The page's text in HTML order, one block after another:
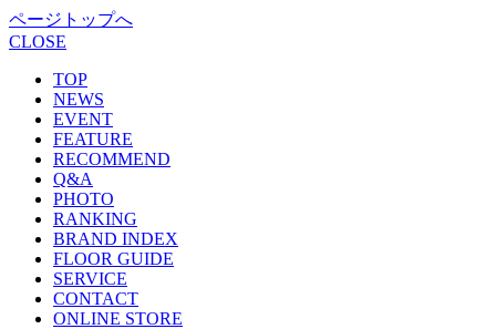
ページトップへ
CLOSE
TOP
NEWS
EVENT
FEATURE
RECOMMEND
Q&A
PHOTO
RANKING
BRAND INDEX
FLOOR GUIDE
SERVICE
CONTACT
ONLINE STORE